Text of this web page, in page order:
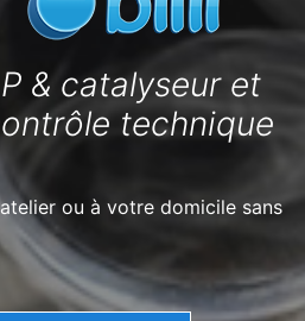
& catalyseur et
technique
ou à votre domicile sans